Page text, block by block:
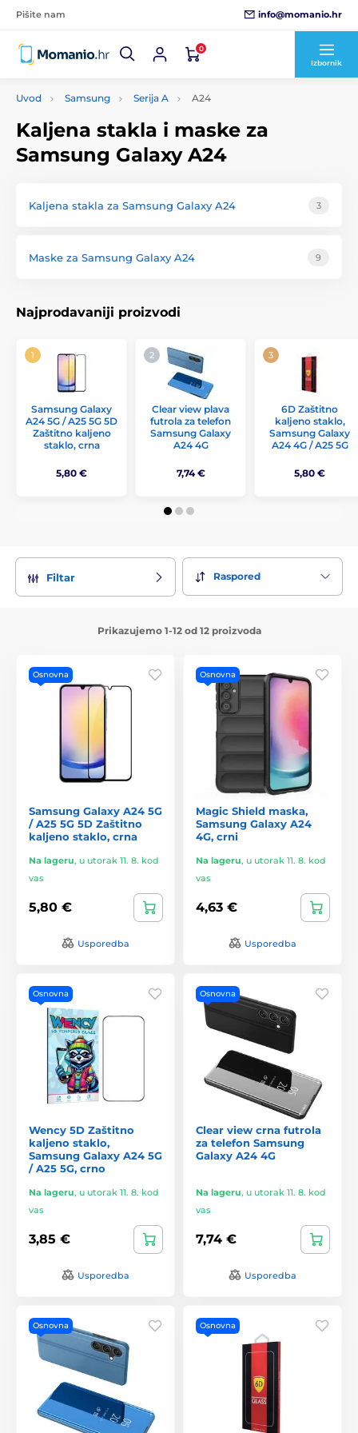
Pišite nam info@momanio.hr
0
Izbornik
Uvod Samsung Serija A A24
Kaljena stakla i maske za
Samsung Galaxy A24
Kaljena stakla za Samsung Galaxy A24 3
Maske za Samsung Galaxy A24 9
Najprodavaniji proizvodi
Samsung Galaxy
A24 5G / A25 5G 5D
Zaštitno kaljeno
staklo, crna
5,80 €
Clear view plava
futrola za telefon
Samsung Galaxy
A24 4G
7,74 €
6D Zaštitno
kaljeno staklo,
Samsung Galaxy
A24 4G / A25 5G
5,80 €
Filtar Raspored
Prikazujemo 1-12 od 12 proizvoda
Osnovna
Samsung Galaxy A24 5G
/ A25 5G 5D Zaštitno
kaljeno staklo, crna
Na lageru, u utorak 11. 8. kod
vas
5,80 €
Usporedba
Osnovna
Magic Shield maska,
Samsung Galaxy A24
4G, crni
Na lageru, u utorak 11. 8. kod
vas
4,63 €
Usporedba
Osnovna
Wency 5D Zaštitno
kaljeno staklo,
Samsung Galaxy A24 5G
/ A25 5G, crno
Na lageru, u utorak 11. 8. kod
vas
3,85 €
Usporedba
Osnovna
Clear view crna futrola
za telefon Samsung
Galaxy A24 4G
Na lageru, u utorak 11. 8. kod
vas
7,74 €
Usporedba
Osnovna Osnovna